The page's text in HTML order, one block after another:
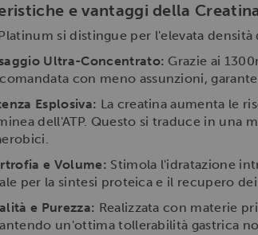
e vantaggi della
si distingue per l'elevata
Ultra-Concentrato: Grazie ai
con meno assunzioni,
Esplosiva: La creatina aumenta le
dell'ATP. Questo si traduce in una
e Volume: Stimola l'idratazione
per la sintesi proteica e il recupero
e Purezza: Realizzata con materie
un'ottima tollerabilità gastrica